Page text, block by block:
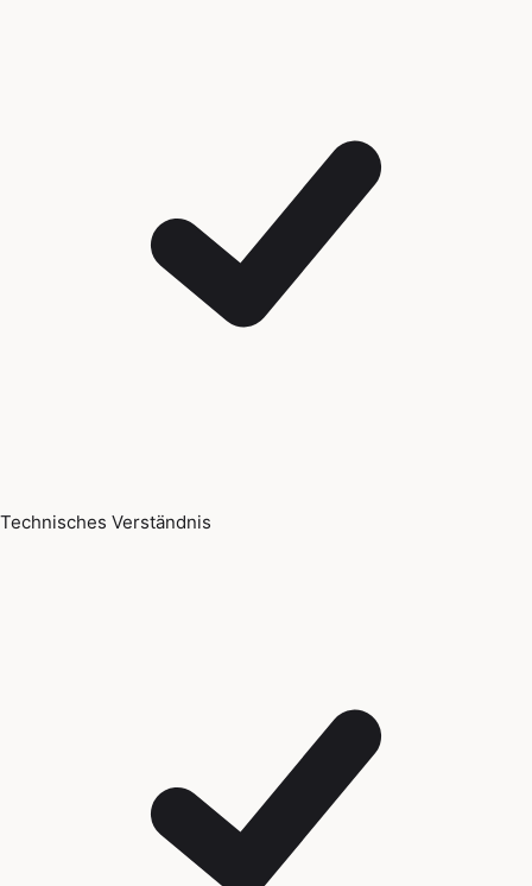
Technisches Verständnis